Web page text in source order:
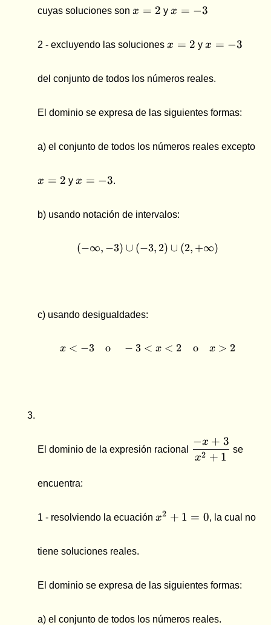
cuyas soluciones son=
x = 2 y=
x = −3
2 - excluyendo las soluciones=
x = 2 y=
x = −3
del conjunto de todos los números reales.
El dominio se expresa de las siguientes formas:
a) el conjunto de todos los números reales excepto
=
x = 2 y=
x = −3.
b) usando notación de intervalos:
(-\infty , -3) \cup (-3 ,
(−∞, −3) ∪ (−3, 2) ∪ (2, +∞)
c) usando desigualdades:
x \lt -3 \quad \text{o}
x < −3 o − 3 < x < 2 o x > 2
El dominio de la expresión racional
\dfrac{-
x+3}
x2 + 1
−x + 3
se
encuentra:
1 - resolviendo la ecuación
x^2+1
= 0
x2 + 1 = 0, la cual no
tiene soluciones reales.
El dominio se expresa de las siguientes formas:
a) el conjunto de todos los números reales.